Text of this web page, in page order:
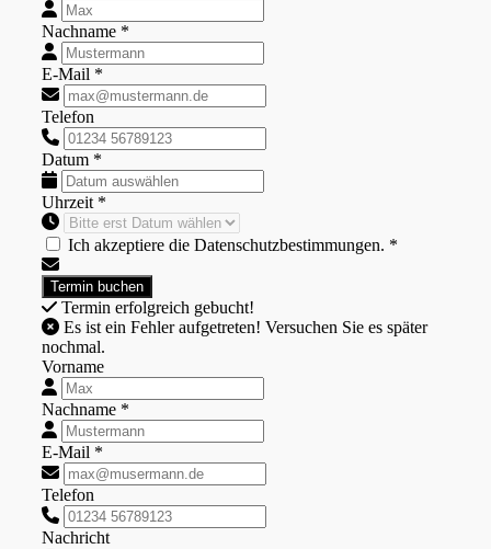
Nachname *
E-Mail *
Telefon
Datum *
Uhrzeit *
Ich akzeptiere die Datenschutzbestimmungen. *
Termin erfolgreich gebucht!
nochmal.
Vorname
Nachname *
E-Mail *
Telefon
Nachricht